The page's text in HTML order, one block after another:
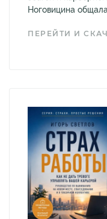
Ноговицина
ПЕРЕЙТИ И